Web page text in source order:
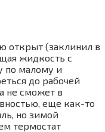
открыт (заклинил в
жидкость с
по малому и
до рабочей
не сможет в
еще как-то
но зимой
термостат